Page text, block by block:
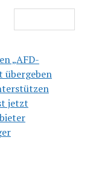
„AFD-
übergeben
jetzt